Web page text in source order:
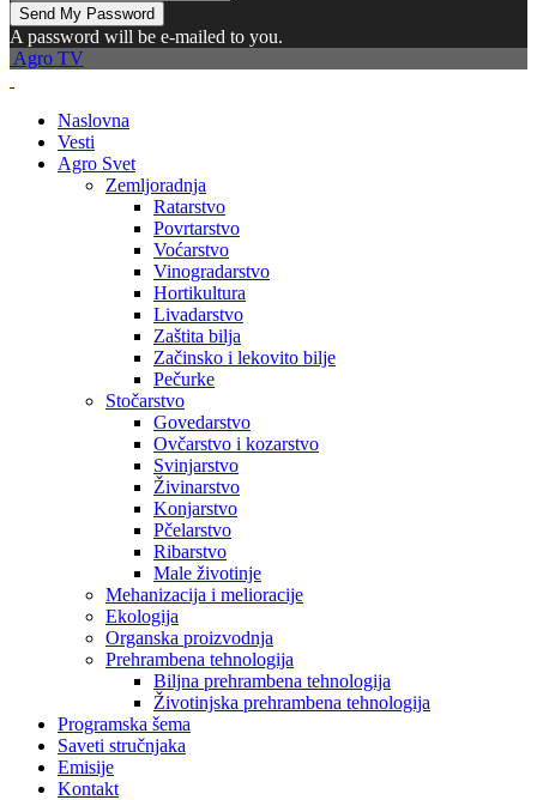
A password will be e-mailed to you.
Agro TV
Naslovna
Vesti
Agro Svet
Zemljoradnja
Ratarstvo
Povrtarstvo
Voćarstvo
Vinogradarstvo
Hortikultura
Livadarstvo
Zaštita bilja
Začinsko i lekovito bilje
Pečurke
Stočarstvo
Govedarstvo
Ovčarstvo i kozarstvo
Svinjarstvo
Živinarstvo
Konjarstvo
Pčelarstvo
Ribarstvo
Male životinje
Mehanizacija i melioracije
Ekologija
Organska proizvodnja
Prehrambena tehnologija
Biljna prehrambena tehnologija
Životinjska prehrambena tehnologija
Programska šema
Saveti stručnjaka
Emisije
Kontakt